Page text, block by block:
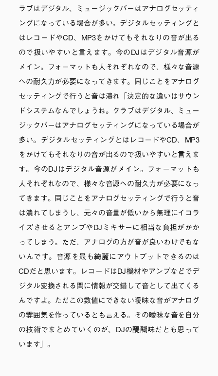
ラブはデジタル、ミュージックバーはアナログセッティ
ングになっている場合が多い。デジタルセッティングと
はレコードやCD、MP3をかけてもそれなりの音が出る
ので扱いやすいと言えます。今のDJはデジタル音源が
メイン。フォーマットも人それぞれなので、様々な音源
への耐久力が必要になってきます。同じことをアナログ
セッティングで行うと音は潰れ「決定的な違いはサウン
ドシステムなんでしょうね。クラブはデジタル、ミュー
ジックバーはアナログセッティングになっている場合が
多い。デジタルセッティングとはレコードやCD、MP3
をかけてもそれなりの音が出るので扱いやすいと言えま
す。今のDJはデジタル音源がメイン。フォーマットも
人それぞれなので、様々な音源への耐久力が必要になっ
てきます。同じことをアナログセッティングで行うと音
は潰れてしまうし、元々の音量が低いから無理にイコラ
イズさせるとアンプやDJミキサーに相当な負担がかか
ってしまう。ただ、アナログの方が音が良いわけでもな
いんです。音源を最も綺麗にアウトプットできるのは
CDだと思います。レコードはDJ機材やアンプなどでデ
ジタル変換される間に情報が交錯して音として出てくる
んですよ。ただこの数値にできない曖昧な音がアナログ
の雰囲気を作っているとも言える。その曖昧な音を自分
の技術でまとめていくのが、DJの醍醐味だとも思って
います」。